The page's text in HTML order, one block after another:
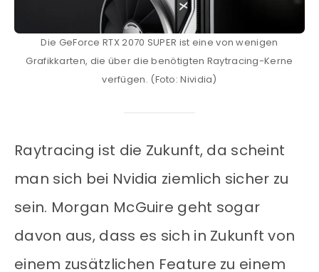
Die GeForce RTX 2070 SUPER ist eine von wenigen
Grafikkarten, die über die benötigten Raytracing-Kerne
verfügen. (Foto: Nividia)
Raytracing ist die Zukunft, da scheint
man sich bei Nvidia ziemlich sicher zu
sein. Morgan McGuire geht sogar
davon aus, dass es sich in Zukunft von
einem zusätzlichen Feature zu einem